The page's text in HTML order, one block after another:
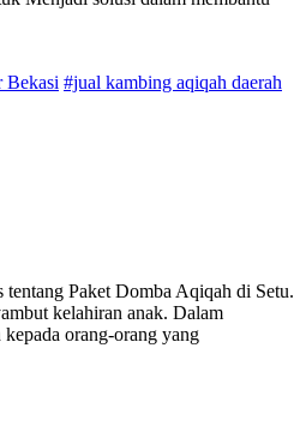
Bekasi #jual kambing aqiqah daerah
Paket Domba Aqiqah di Setu.
kelahiran anak. Dalam
orang-orang yang